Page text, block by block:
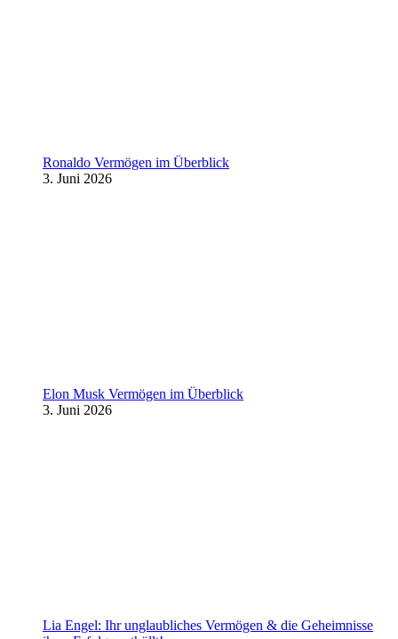
Ronaldo Vermögen im Überblick
3. Juni 2026
Elon Musk Vermögen im Überblick
3. Juni 2026
Lia Engel: Ihr unglaubliches Vermögen & die Geheimnisse